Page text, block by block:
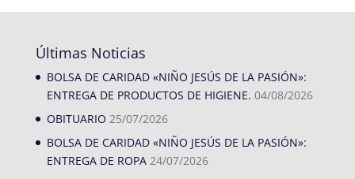
Últimas Noticias
BOLSA DE CARIDAD «NIÑO JESÚS DE LA PASIÓN»:
ENTREGA DE PRODUCTOS DE HIGIENE. 04/08/2026
OBITUARIO 25/07/2026
BOLSA DE CARIDAD «NIÑO JESÚS DE LA PASIÓN»:
ENTREGA DE ROPA 24/07/2026